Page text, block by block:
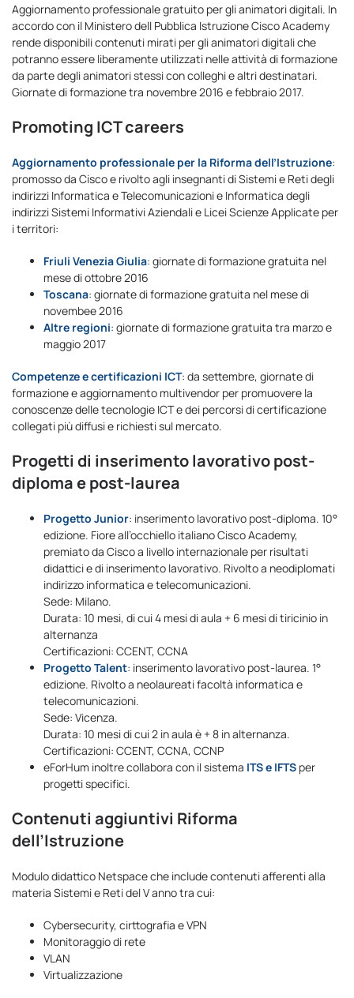
Aggiornamento professionale gratuito per gli animatori digitali. In
accordo con il Ministero dell Pubblica Istruzione Cisco Academy
rende disponibili contenuti mirati per gli animatori digitali che
potranno essere liberamente utilizzati nelle attività di formazione
da parte degli animatori stessi con colleghi e altri destinatari.
Giornate di formazione tra novembre 2016 e febbraio 2017.
Promoting ICT careers
Aggiornamento professionale per la Riforma dell’Istruzione:
promosso da Cisco e rivolto agli insegnanti di Sistemi e Reti degli
indirizzi Informatica e Telecomunicazioni e Informatica degli
indirizzi Sistemi Informativi Aziendali e Licei Scienze Applicate per
i territori:
Friuli Venezia Giulia: giornate di formazione gratuita nel
mese di ottobre 2016
Toscana: giornate di formazione gratuita nel mese di
novembee 2016
Altre regioni: giornate di formazione gratuita tra marzo e
maggio 2017
Competenze e certificazioni ICT: da settembre, giornate di
formazione e aggiornamento multivendor per promuovere la
conoscenze delle tecnologie ICT e dei percorsi di certificazione
collegati più diffusi e richiesti sul mercato.
Progetti di inserimento lavorativo post-
diploma e post-laurea
Progetto Junior: inserimento lavorativo post-diploma. 10°
edizione. Fiore all’occhiello italiano Cisco Academy,
premiato da Cisco a livello internazionale per risultati
didattici e di inserimento lavorativo. Rivolto a neodiplomati
indirizzo informatica e telecomunicazioni.
Sede: Milano.
Durata: 10 mesi, di cui 4 mesi di aula + 6 mesi di tiricinio in
alternanza
Certificazioni: CCENT, CCNA
Progetto Talent: inserimento lavorativo post-laurea. 1°
edizione. Rivolto a neolaureati facoltà informatica e
telecomunicazioni.
Sede: Vicenza.
Durata: 10 mesi di cui 2 in aula è + 8 in alternanza.
Certificazioni: CCENT, CCNA, CCNP
eForHum inoltre collabora con il sistema ITS e IFTS per
progetti specifici.
Contenuti aggiuntivi Riforma
dell’Istruzione
Modulo didattico Netspace che include contenuti afferenti alla
materia Sistemi e Reti del V anno tra cui:
Cybersecurity, cirttografia e VPN
Monitoraggio di rete
VLAN
Virtualizzazione